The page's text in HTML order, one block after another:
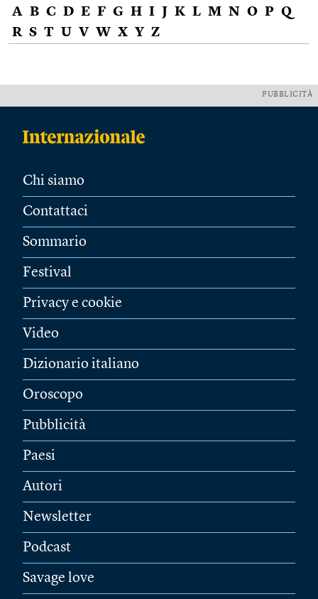
A B C D E F G H I J K L M N O P Q
R S T U V W X Y Z
PUBBLICITÀ
Chi siamo
Contattaci
Sommario
Festival
Privacy e cookie
Video
Dizionario italiano
Oroscopo
Pubblicità
Paesi
Autori
Newsletter
Podcast
Savage love